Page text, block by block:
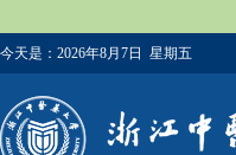
今天是： 2026年8月7日 星期五